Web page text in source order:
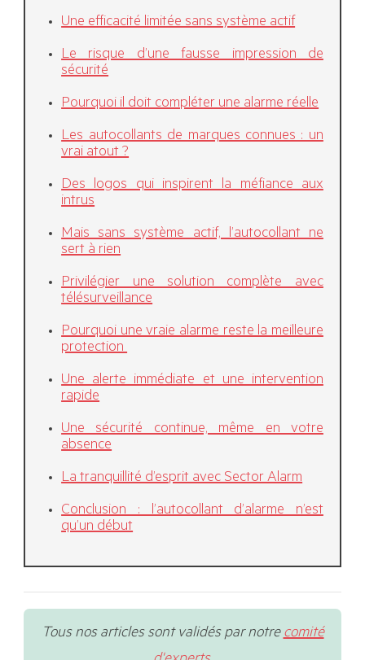
Une efficacité limitée sans système actif
Le risque d’une fausse impression de
sécurité
Pourquoi il doit compléter une alarme réelle
Les autocollants de marques connues : un
vrai atout ?
Des logos qui inspirent la méfiance aux
intrus
Mais sans système actif, l’autocollant ne
sert à rien
Privilégier une solution complète avec
télésurveillance
Pourquoi une vraie alarme reste la meilleure
protection
Une alerte immédiate et une intervention
rapide
Une sécurité continue, même en votre
absence
La tranquillité d’esprit avec Sector Alarm
Conclusion : l’autocollant d’alarme n’est
qu’un début
Tous nos articles sont validés par notrecomité